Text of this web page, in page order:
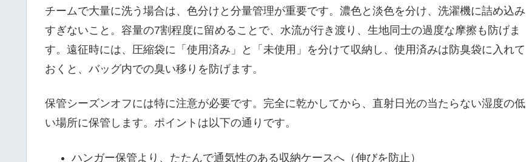
チームで大量に洗う場合は、色分けと分量管理が重要です。濃色と淡色を分け、洗濯機に詰め込み
すぎないこと。容量の7割程度に留めることで、水流が行き渡り、生地同士の過度な摩擦も防げま
す。遠征時には、圧縮袋に「使用済み」と「未使用」を分けて収納し、使用済みは防臭袋に入れて
おくと、バッグ内での臭い移りを防げます。
保管シーズンオフには特に注意が必要です。完全に乾かしてから、直射日光の当たらない湿度の低
い場所に保管します。ポイントは以下の通りです。
ハンガー保管より、たたんで通気性のある収納ケースへ（伸びを防止）